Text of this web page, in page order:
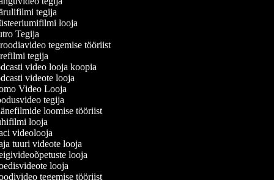
tegija
looja
Tegija
tegemise tööriist
tegija
video looja koopia
videote looja
Video Looja
tegija
loomise tööriist
looja
videolooja
tuuri videote looja
looja
looja
tegemise tööriist